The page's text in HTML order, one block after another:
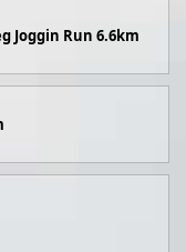
Joggin Run 6.6km